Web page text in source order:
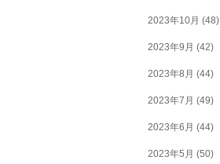
2023年10月 (48)
2023年9月 (42)
2023年8月 (44)
2023年7月 (49)
2023年6月 (44)
2023年5月 (50)